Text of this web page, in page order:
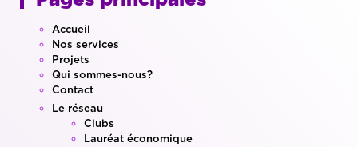
Accueil
Nos services
Projets
Qui sommes-nous?
Contact
Le réseau
Clubs
Lauréat économique